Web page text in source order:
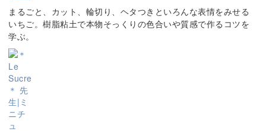
まるごと、カット、輪切り、ヘタつきといろんな表情をみせる
いちご。樹脂粘土で本物そっくりの色合いや質感で作るコツを
学ぶ。